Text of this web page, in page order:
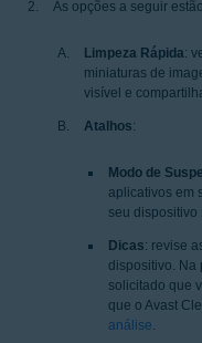
As opções a seguir
Limpeza Rápida:
miniaturas de
visível e
Atalhos:
Modo de
aplicativos em
seu dispositivo
Dicas: revise
dispositivo. Na
solicitado que
que o Avast
análise.